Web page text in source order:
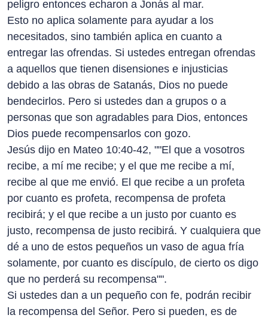
peligro entonces echaron a Jonás al mar.
Esto no aplica solamente para ayudar a los
necesitados, sino también aplica en cuanto a
entregar las ofrendas. Si ustedes entregan ofrendas
a aquellos que tienen disensiones e injusticias
debido a las obras de Satanás, Dios no puede
bendecirlos. Pero si ustedes dan a grupos o a
personas que son agradables para Dios, entonces
Dios puede recompensarlos con gozo.
Jesús dijo en Mateo 10:40-42, ""El que a vosotros
recibe, a mí me recibe; y el que me recibe a mí,
recibe al que me envió. El que recibe a un profeta
por cuanto es profeta, recompensa de profeta
recibirá; y el que recibe a un justo por cuanto es
justo, recompensa de justo recibirá. Y cualquiera que
dé a uno de estos pequeños un vaso de agua fría
solamente, por cuanto es discípulo, de cierto os digo
que no perderá su recompensa"".
Si ustedes dan a un pequeño con fe, podrán recibir
la recompensa del Señor. Pero si pueden, es de